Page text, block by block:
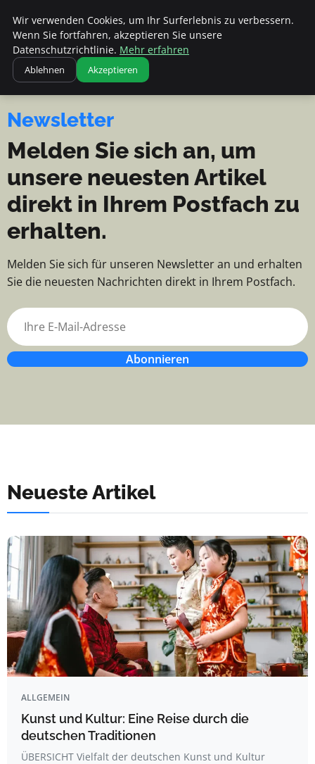
Apemania Shop - Nachrichten,
Apemania Shop
NACHRICHTEN, TIPPS UND
EINBLICKE
Newsletter
Melden Sie sich an, um
unsere neuesten Artikel
direkt in Ihrem Postfach zu
erhalten.
Melden Sie sich für unseren Newsletter an und erhalten
Sie die neuesten Nachrichten direkt in Ihrem Postfach.
Abonnieren
Neueste Artikel
ALLGEMEIN
Kunst und Kultur: Eine Reise durch die
deutschen Traditionen
ÜBERSICHT Vielfalt der deutschen Kunst und Kultur
Wir verwenden Cookies, um Ihr Surferlebnis zu verbessern.
Wenn Sie fortfahren, akzeptieren Sie unsere
Datenschutzrichtlinie. Mehr erfahren
Ablehnen Akzeptieren